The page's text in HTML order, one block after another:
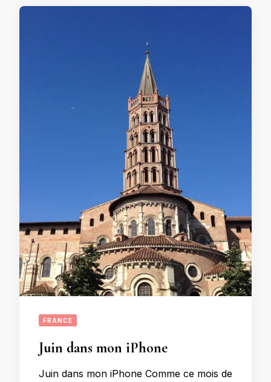
FRANCE
Juin dans mon iPhone
Juin dans mon iPhone Comme ce mois de